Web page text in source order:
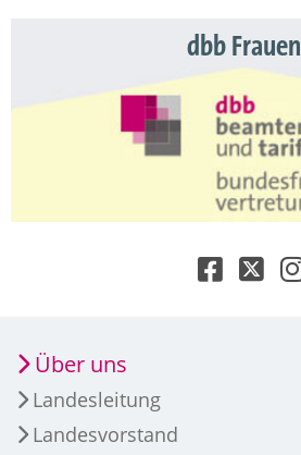
dbb Frauen
Über uns
Landesleitung
Landesvorstand